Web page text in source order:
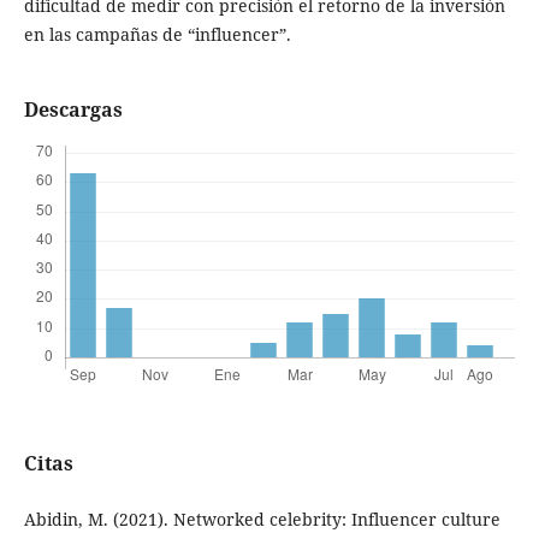
dificultad de medir con precisión el retorno de la inversión
en las campañas de “influencer”.
Descargas
Citas
Abidin, M. (2021). Networked celebrity: Influencer culture